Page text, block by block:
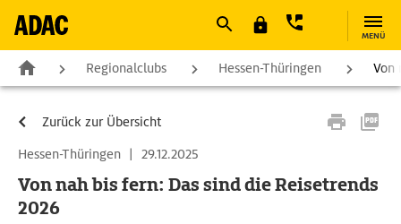
MENÜ
Regionalclubs Hessen-Thüringen Von
Zurück zur Übersicht
Hessen-Thüringen | 29.12.2025
Von nah bis fern: Das sind die Reisetrends
2026